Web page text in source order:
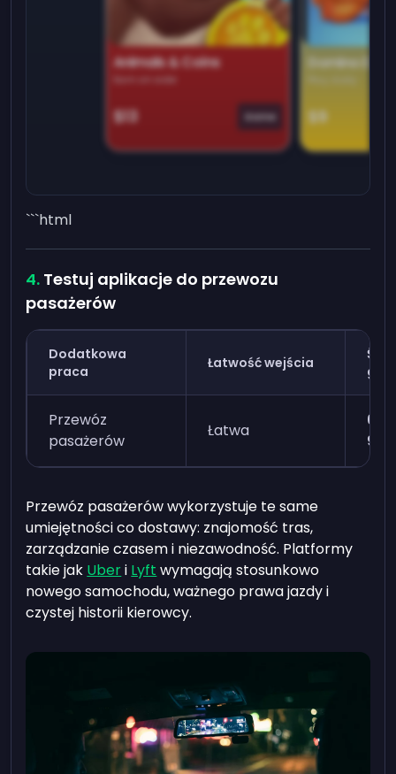
Animals & Coins
Earn on side
$13 Game
Domino
$9
```html
Testuj aplikacje do przewozu
pasażerów
Dodatkowa
praca
Łatwość wejścia
Przewóz
pasażerów
Łatwa
Przewóz pasażerów wykorzystuje te same
umiejętności co dostawy: znajomość tras,
zarządzanie czasem i niezawodność. Platformy
takie jak Uberi Lyft wymagają stosunkowo
nowego samochodu, ważnego prawa jazdy i
czystej historii kierowcy.